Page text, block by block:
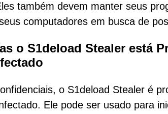
também devem manter seus
computadores em busca de
o S1deload Stealer está
o S1deload Stealer é
Ele pode ser usado para